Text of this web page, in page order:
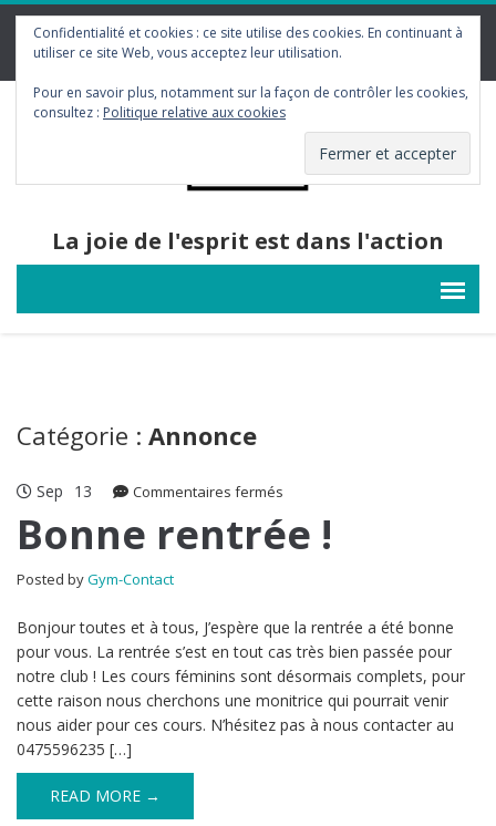
contact@gym-contact.be
La joie de l'esprit est dans l'action
Catégorie : Annonce
Sep 13 Commentaires fermés
rentrée
Bonne rentrée !
Posted byGym-Contact
Bonjour toutes et à tous, J’espère que la rentrée a été bonne
pour vous. La rentrée s’est en tout cas très bien passée pour
notre club ! Les cours féminins sont désormais complets, pour
cette raison nous cherchons une monitrice qui pourrait venir
nous aider pour ces cours. N’hésitez pas à nous contacter au
0475596235 […]
READ MORE →
Confidentialité et cookies : ce site utilise des cookies. En continuant à
utiliser ce site Web, vous acceptez leur utilisation.
Pour en savoir plus, notamment sur la façon de contrôler les cookies,
consultez : Politique relative aux cookies